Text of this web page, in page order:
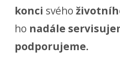
konci svého
ho nadále
podporujeme.